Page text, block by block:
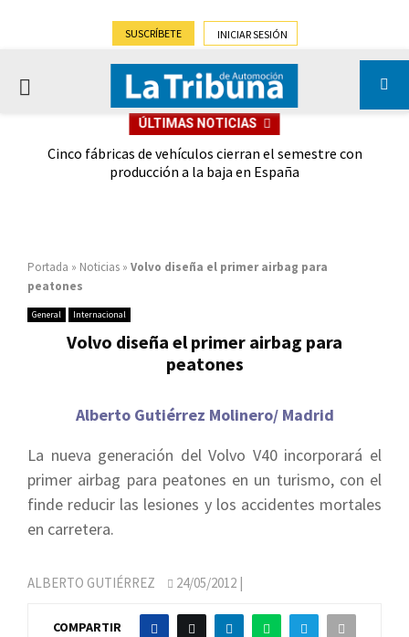
SUSCRÍBETE INICIAR SESIÓN
PRIMARY
ÚLTIMAS NOTICIAS
Cinco fábricas de vehículos cierran el semestre con
producción a la baja en España
Portada » Noticias » Volvo diseña el primer airbag para
peatones
General Internacional
Volvo diseña el primer airbag para
peatones
Alberto Gutiérrez Molinero/ Madrid
La nueva generación del Volvo V40 incorporará el
primer airbag para peatones en un turismo, con el
finde reducir las lesiones y los accidentes mortales
en carretera.
ALBERTO GUTIÉRREZ 24/05/2012 |
COMPARTIR